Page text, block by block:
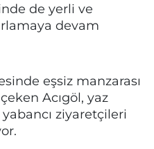
de yerli ve
devam
eşsiz manzarası
Acıgöl, yaz
ziyaretçileri